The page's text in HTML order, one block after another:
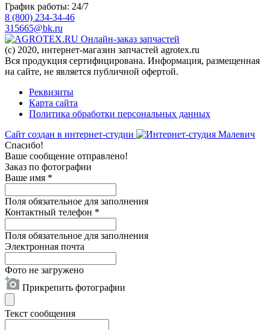
График работы: 24/7
8 (800) 234-34-46
315665@bk.ru
Онлайн-заказ запчастей
(c) 2020, интернет-магазин запчастей agrotex.ru
Вся продукция сертифицирована. Информация, размещенная
на сайте, не является публичной офертой.
Реквизиты
Карта сайта
Политика обработки персональных данных
Сайт создан в интернет-студии
Спасибо!
Ваше сообщение отправлено!
Заказ по фотографии
Ваше имя *
Поля обязательное для заполнения
Контактный телефон *
Поля обязательное для заполнения
Электронная почта
Фото не загружено
Прикрепить фотографии
Текст сообщения